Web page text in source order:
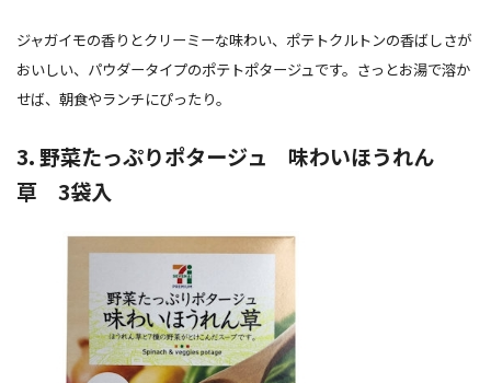
ジャガイモの香りとクリーミーな味わい、ポテトクルトンの香ばしさが
おいしい、パウダータイプのポテトポタージュです。さっとお湯で溶か
せば、朝食やランチにぴったり。
3. 野菜たっぷりポタージュ 味わいほうれん
草 3袋入